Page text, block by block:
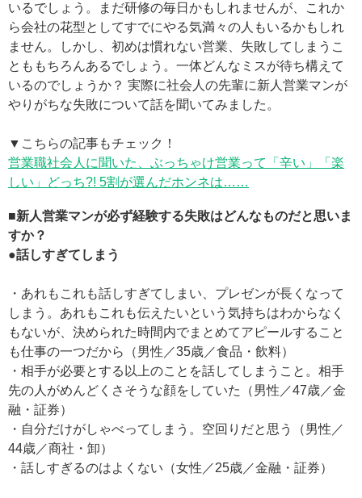
いるでしょう。まだ研修の毎日かもしれませんが、これか
ら会社の花型としてすでにやる気満々の人もいるかもしれ
ません。しかし、初めは慣れない営業、失敗してしまうこ
とももちろんあるでしょう。一体どんなミスが待ち構えて
いるのでしょうか？ 実際に社会人の先輩に新人営業マンが
やりがちな失敗について話を聞いてみました。
▼こちらの記事もチェック！
営業職社会人に聞いた、ぶっちゃけ営業って「辛い」「楽
しい」どっち?! 5割が選んだホンネは……
■新人営業マンが必ず経験する失敗はどんなものだと思いま
すか？
●話しすぎてしまう
・あれもこれも話しすぎてしまい、プレゼンが長くなって
しまう。あれもこれも伝えたいという気持ちはわからなく
もないが、決められた時間内でまとめてアピールすること
も仕事の一つだから（男性／35歳／食品・飲料）
・相手が必要とする以上のことを話してしまうこと。相手
先の人がめんどくさそうな顔をしていた（男性／47歳／金
融・証券）
・自分だけがしゃべってしまう。空回りだと思う（男性／
44歳／商社・卸）
・話しすぎるのはよくない（女性／25歳／金融・証券）